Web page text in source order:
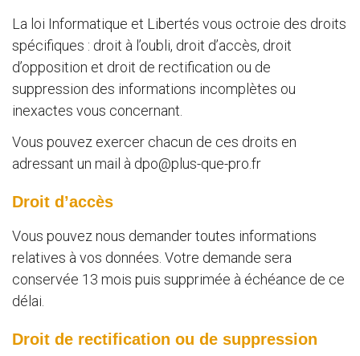
La loi Informatique et Libertés vous octroie des droits
spécifiques : droit à l’oubli, droit d’accès, droit
d’opposition et droit de rectification ou de
suppression des informations incomplètes ou
inexactes vous concernant.
Vous pouvez exercer chacun de ces droits en
adressant un mail à dpo@plus-que-pro.fr
Droit d’accès
Vous pouvez nous demander toutes informations
relatives à vos données. Votre demande sera
conservée 13 mois puis supprimée à échéance de ce
délai.
Droit de rectification ou de suppression